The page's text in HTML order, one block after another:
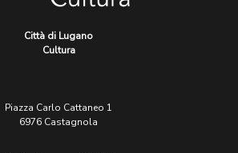
Città di Lugano
Cultura
Piazza Carlo Cattaneo 1
6976 Castagnola